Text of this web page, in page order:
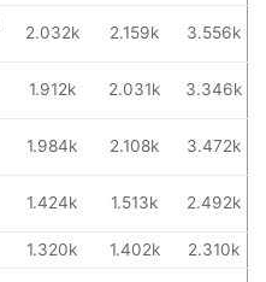
2.032k 2.159k 3.556k
1.912k 2.031k 3.346k
1.984k 2.108k 3.472k
1.424k 1.513k 2.492k
1.320k 1.402k 2.310k